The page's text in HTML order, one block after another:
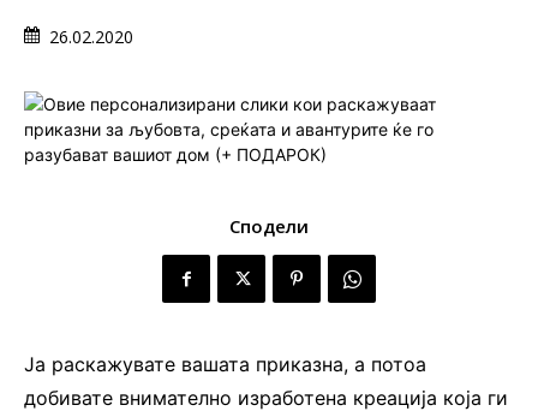
26.02.2020
Сподели
Ја раскажувате вашата приказна, а потоа
добивате внимателно изработена креација која ги